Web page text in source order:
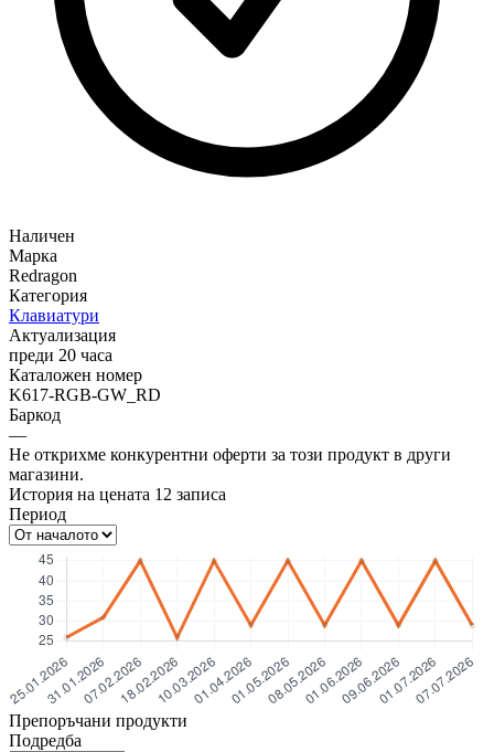
Наличен
Марка
Redragon
Категория
Клавиатури
Актуализация
преди 20 часа
Каталожен номер
K617-RGB-GW_RD
Баркод
—
Не открихме конкурентни оферти за този продукт в други
магазини.
История на цената 12 записа
Период
Препоръчани продукти
Подредба